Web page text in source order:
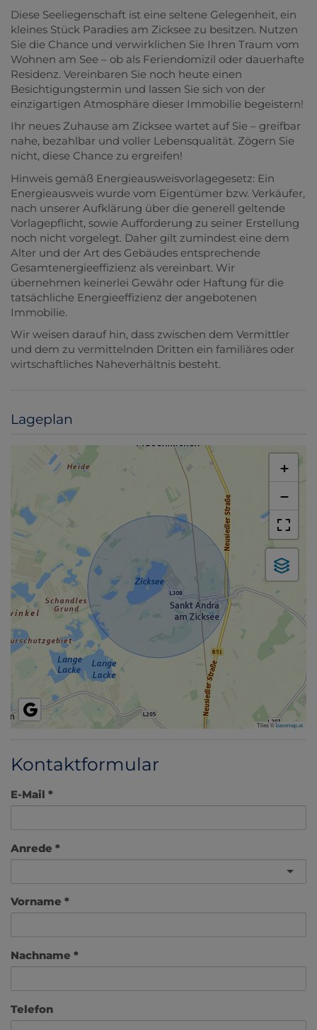
Diese Seeliegenschaft ist eine seltene Gelegenheit, ein
kleines Stück Paradies am Zicksee zu besitzen. Nutzen
Sie die Chance und verwirklichen Sie Ihren Traum vom
Wohnen am See – ob als Feriendomizil oder dauerhafte
Residenz. Vereinbaren Sie noch heute einen
Besichtigungstermin und lassen Sie sich von der
einzigartigen Atmosphäre dieser Immobilie begeistern!
Ihr neues Zuhause am Zicksee wartet auf Sie – greifbar
nahe, bezahlbar und voller Lebensqualität. Zögern Sie
nicht, diese Chance zu ergreifen!
Hinweis gemäß Energieausweisvorlagegesetz: Ein
Energieausweis wurde vom Eigentümer bzw. Verkäufer,
nach unserer Aufklärung über die generell geltende
Vorlagepflicht, sowie Aufforderung zu seiner Erstellung
noch nicht vorgelegt. Daher gilt zumindest eine dem
Alter und der Art des Gebäudes entsprechende
Gesamtenergieeffizienz als vereinbart. Wir
übernehmen keinerlei Gewähr oder Haftung für die
tatsächliche Energieeffizienz der angebotenen
Immobilie.
Wir weisen darauf hin, dass zwischen dem Vermittler
und dem zu vermittelnden Dritten ein familiäres oder
wirtschaftliches Naheverhältnis besteht.
Lageplan
+
−
Tiles ©basemap.at
Kontaktformular
E-Mail
Anrede
Vorname
Nachname
Telefon